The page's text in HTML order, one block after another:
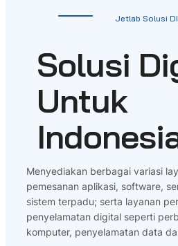
Jetlab Solusi
Solusi
Untuk
Menyediakan berbagai variasi
pemesanan aplikasi, software,
sistem terpadu; serta layanan
penyelamatan digital seperti
komputer, penyelamatan data